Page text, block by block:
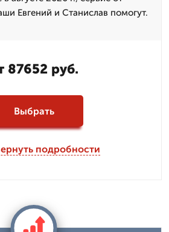
Евгений и Станислав помогут.
87652 руб.
Выбрать
подробности